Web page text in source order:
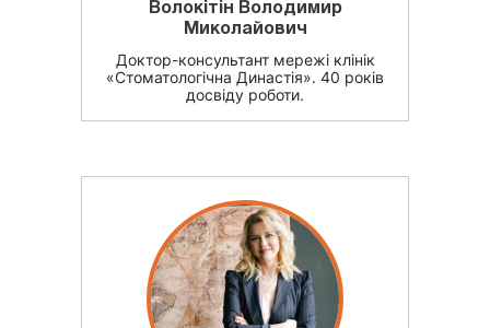
Волокітін Володимир
Миколайович
Доктор-консультант мережі клінік
«Стоматологічна Династія». 40 років
досвіду роботи.